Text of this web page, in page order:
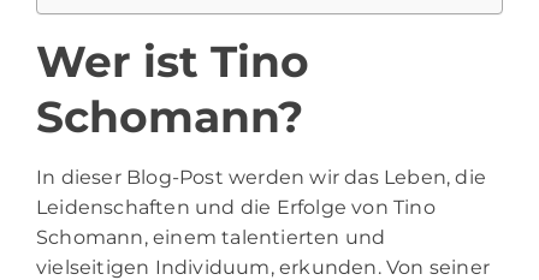
Wer ist Tino
Schomann?
In dieser Blog-Post werden wir das Leben, die
Leidenschaften und die Erfolge von Tino
Schomann, einem talentierten und
vielseitigen Individuum, erkunden. Von seiner